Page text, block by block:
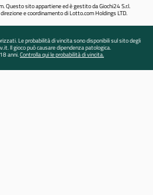
Questo sito appartiene ed è gestito da Giochi24 S.r.l.
e coordinamento di Lotto.com Holdings LTD.
Le probabilità di vincita sono disponibili sul sito degli
Il gioco può causare dipendenza patologica.
anni.Controlla qui le probabilità di vincita.